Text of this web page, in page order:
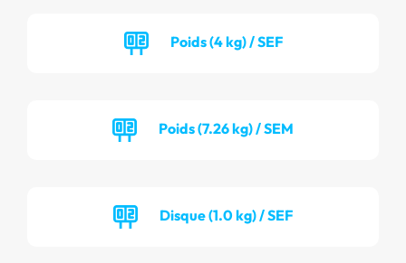
Poids (4 kg) / SEF
Poids (7.26 kg) / SEM
Disque (1.0 kg) / SEF